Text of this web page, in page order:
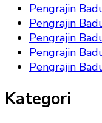
Pengrajin
Pengrajin
Pengrajin
Pengrajin
Pengrajin
Kategori